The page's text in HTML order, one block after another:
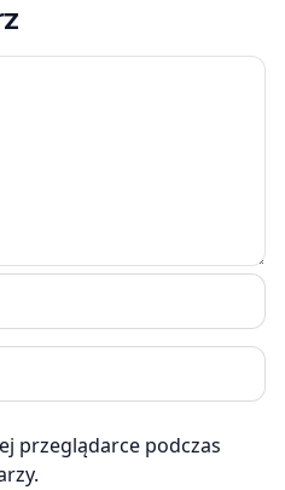
przeglądarce podczas